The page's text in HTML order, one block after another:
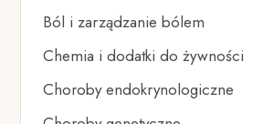
Ból i zarządzanie bólem
Chemia i dodatki do żywności
Choroby endokrynologiczne